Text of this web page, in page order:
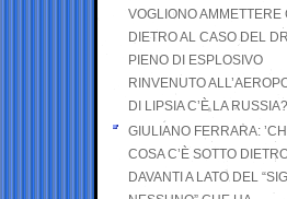
VOGLIONO AMMETTERE
DIETRO AL CASO DEL
PIENO DI ESPLOSIVO
RINVENUTO
DI LIPSIA C’È LA RUSSIA?
GIULIANO FERRARA:
COSA C’È SOTTO
DAVANTI A LATO DEL